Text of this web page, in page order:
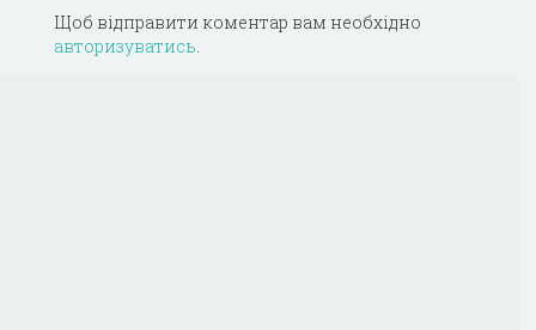
Щоб відправити коментар вам необхідно
авторизуватись.